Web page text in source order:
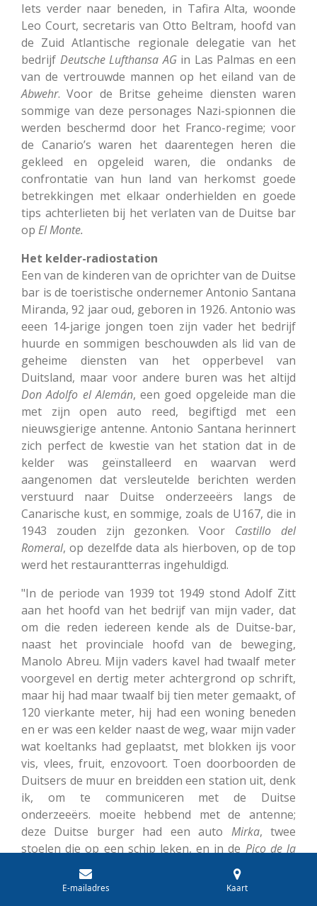
Iets verder naar beneden, in Tafira Alta, woonde
Leo Court, secretaris van Otto Beltram, hoofd van
de Zuid Atlantische regionale delegatie van het
bedrijf Deutsche Lufthansa AGin Las Palmas en een
van de vertrouwde mannen op het eiland van de
Abwehr. Voor de Britse geheime diensten waren
sommige van deze personages Nazi-spionnen die
werden beschermd door het Franco-regime; voor
de Canario’s waren het daarentegen heren die
gekleed en opgeleid waren, die ondanks de
confrontatie van hun land van herkomst goede
betrekkingen met elkaar onderhielden en goede
tips achterlieten bij het verlaten van de Duitse bar
op El Monte.
Het kelder-radiostation
Een van de kinderen van de oprichter van de Duitse
bar is de toeristische ondernemer Antonio Santana
Miranda, 92 jaar oud, geboren in 1926. Antonio was
eeen 14-jarige jongen toen zijn vader het bedrijf
huurde en sommigen beschouwden als lid van de
geheime diensten van het opperbevel van
Duitsland, maar voor andere buren was het altijd
Don Adolfo el Alemán, een goed opgeleide man die
met zijn open auto reed, begiftigd met een
nieuwsgierige antenne. Antonio Santana herinnert
zich perfect de kwestie van het station dat in de
kelder was geïnstalleerd en waarvan werd
aangenomen dat versleutelde berichten werden
verstuurd naar Duitse onderzeeërs langs de
Canarische kust, en sommige, zoals de U167, die in
1943 zouden zijn gezonken. Voor Castillo del
Romeral, op dezelfde data als hierboven, op de top
werd het restaurantterras ingehuldigd.
"In de periode van 1939 tot 1949 stond Adolf Zitt
aan het hoofd van het bedrijf van mijn vader, dat
om die reden iedereen kende als de Duitse-bar,
naast het provinciale hoofd van de beweging,
Manolo Abreu. Mijn vaders kavel had twaalf meter
voorgevel en dertig meter achtergrond op schrift,
maar hij had maar twaalf bij tien meter gemaakt, of
120 vierkante meter, hij had een woning beneden
en er was een kelder naast de weg, waar mijn vader
wat koeltanks had geplaatst, met blokken ijs voor
vis, vlees, fruit, enzovoort. Toen doorboorden de
Duitsers de muur en breidden een station uit, denk
ik, om te communiceren met de Duitse
onderzeeërs. moeite hebbend met de antenne;
deze Duitse burger had een auto Mirka, twee
stoelen die op een schip leken, en in de Pico de la
, die ook hen meenam, verondersteld dat 's
nachts de antenne in staat zou zijn om hun
E-mailadres Kaart